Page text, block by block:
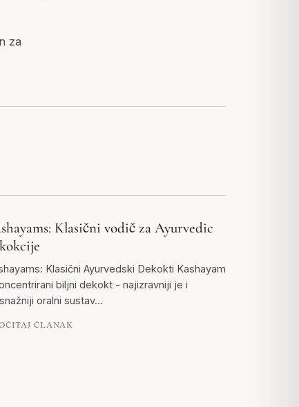
za
Klasični vodič za Ayurvedic
Klasični Ayurvedski Dekokti Kashayam
biljni dekokt - najizravniji je i
oralni sustav…
ČLANAK